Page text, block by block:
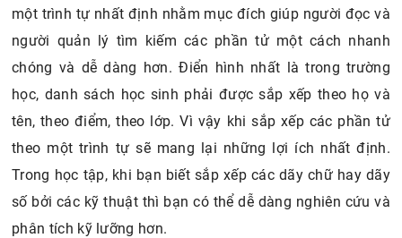
một trình tự nhất định nhằm mục đích giúp người đọc và
người quản lý tìm kiếm các phần tử một cách nhanh
chóng và dễ dàng hơn. Điển hình nhất là trong trường
học, danh sách học sinh phải được sắp xếp theo họ và
tên, theo điểm, theo lớp. Vì vậy khi sắp xếp các phần tử
theo một trình tự sẽ mang lại những lợi ích nhất định.
Trong học tập, khi bạn biết sắp xếp các dãy chữ hay dãy
số bởi các kỹ thuật thì bạn có thể dễ dàng nghiên cứu và
phân tích kỹ lưỡng hơn.